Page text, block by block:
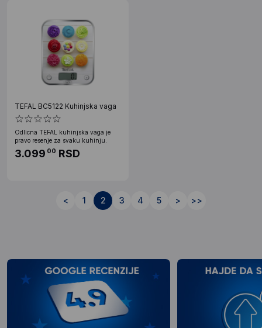
TEFAL BC5122 Kuhinjska vaga
Odlicna TEFAL kuhinjska vaga je
pravo resenje za svaku kuhinju.
3.099 00 RSD
< 1 2 3 4 5 > >>